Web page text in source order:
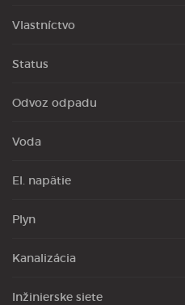
Vlastníctvo
Status
Odvoz odpadu
Voda
El. napätie
Plyn
Kanalizácia
Inžinierske siete